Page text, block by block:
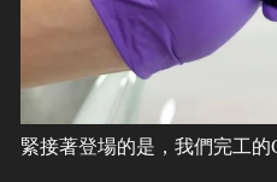
緊接著登場的是，我們完工的